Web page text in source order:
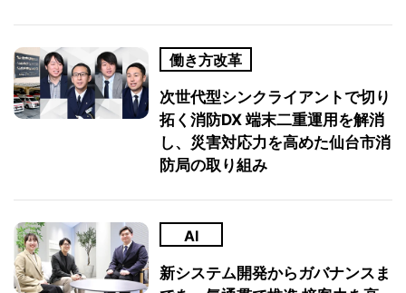
働き方改革
次世代型シンクライアントで切り
拓く消防DX 端末二重運用を解消
し、災害対応力を高めた仙台市消
防局の取り組み
AI
新システム開発からガバナンスま